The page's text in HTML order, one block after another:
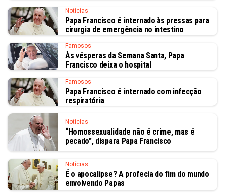
Notícias
Papa Francisco é internado às pressas para
cirurgia de emergência no intestino
Famosos
Às vésperas da Semana Santa, Papa
Francisco deixa o hospital
Famosos
Papa Francisco é internado com infecção
respiratória
Notícias
“Homossexualidade não é crime, mas é
pecado”, dispara Papa Francisco
Notícias
É o apocalipse? A profecia do fim do mundo
envolvendo Papas